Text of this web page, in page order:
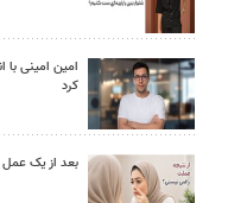
امین امینی
کرد
بعد از یک عمل